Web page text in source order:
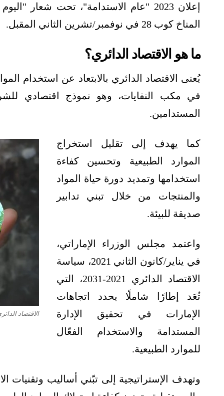
إعلان 2023 "عام الاستدامة"، تحت
المناخ كوب 28 في نوفمبر/تشرين الثاني المقبل.
ما هو الاقتصاد الدائري؟
يُعنى الاقتصاد الدائري بالابتعاد عن استخدام
في مكب النفايات، وهو نموذج اقتصادي
المستدامين.
الاقتصاد
كما يهدف إلى تقليل استخراج
الموارد الطبيعية وتحسين كفاءة
استخدامها وتمديد دورة حياة المواد
والمنتجات من خلال تبني تدابير
صديقة للبيئة.
واعتمد مجلس الوزراء الإماراتي،
في يناير/كانون الثاني 2021، سياسة
الاقتصاد الدائري 2021-2031، التي
تُعَد إطارًا شاملًا يحدد اتجاهات
الإمارات في تحقيق الإدارة
المستدامة والاستخدام الفعّال
للموارد الطبيعية.
وتهدف الإستراتيجية إلى تبّني أساليب وتقنيات